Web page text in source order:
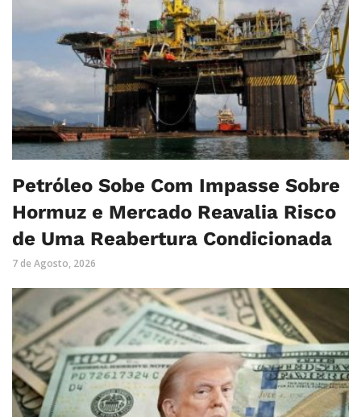
Petróleo Sobe Com Impasse Sobre
Hormuz e Mercado Reavalia Risco
de Uma Reabertura Condicionada
7 de Agosto, 2026